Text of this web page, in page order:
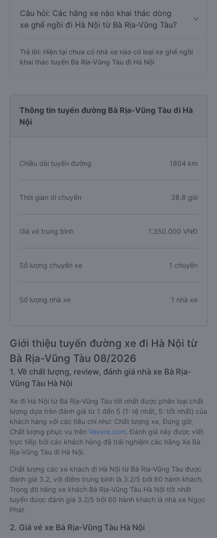
Câu hỏi: Các hãng xe nào khai thác dòng
xe ghế ngồi đi Hà Nội từ Bà Rịa-Vũng Tàu?
Trả lời: Hiện tại chưa có nhà xe nào có loại xe ghế ngồi
khai thác tuyến Bà Rịa-Vũng Tàu đi Hà Nội
Thông tin tuyến đường Bà Rịa-Vũng Tàu đi Hà
Nội
Chiều dài tuyến đường 1804 km
Thời gian di chuyển 38.8 giờ
Giá vé trung bình 1.350.000 VNĐ
Số lượng chuyến xe 1 chuyến
Số lượng nhà xe 1 nhà xe
Giới thiệu tuyến đường xe đi Hà Nội từ
Bà Rịa-Vũng Tàu 08/2026
1. Về chất lượng, review, đánh giá nhà xe Bà Rịa-
Vũng Tàu Hà Nội
Xe đi Hà Nội từ Bà Rịa-Vũng Tàu tốt nhất được phân loại chất
lượng dựa trên đánh giá từ 1 đến 5 (1: tệ nhất, 5: tốt nhất) của
khách hàng với các tiêu chí như: Chất lượng xe, Đúng giờ,
Chất lượng phục vụ trên Vexere.com. Đánh giá này được viết
trực tiếp bởi các khách hàng đã trải nghiệm các hãng Xe Bà
Rịa-Vũng Tàu đi Hà Nội.
Chất lượng các xe khách đi Hà Nội từ Bà Rịa-Vũng Tàu được
đánh giá 3.2, với điểm trung bình là 3.2/5 bởi 60 hành khách.
Trong đó hãng xe khách Bà Rịa-Vũng Tàu Hà Nội tốt nhất
tuyến được đánh giá 3.2/5 bởi 60 hành khách là nhà xe Ngọc
Phát.
2. Giá vé xe Bà Rịa-Vũng Tàu Hà Nội